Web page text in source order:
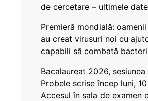
de cercetare – ultimele
Premieră mondială:
au creat virusuri noi cu
capabili să combată
Bacalaureat 2026,
Probele scrise încep luni,
Accesul în sala de examen